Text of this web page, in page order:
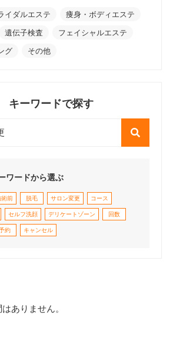
イダルエステ 痩身・ボディエステ
遺伝子検査 フェイシャルエステ
グ その他
キーワードで探す
ワードから選ぶ
術前 脱毛 サロン変更 コース
セルフ洗顔 デリケートゾーン 回数
約 キャンセル
ありません。